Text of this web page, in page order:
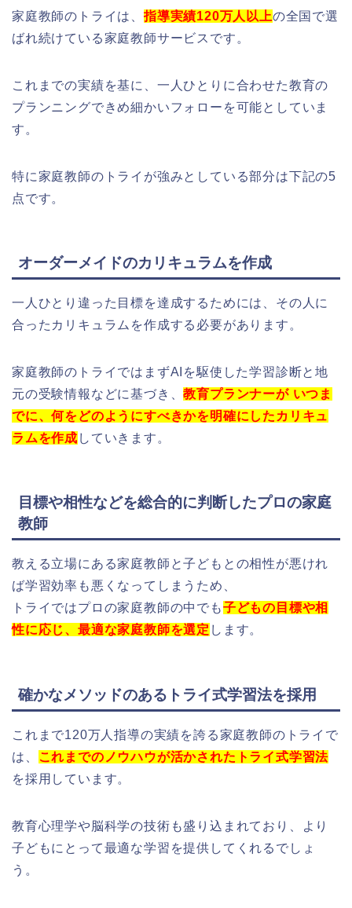
家庭教師のトライは、 指導実績120万人以上の全国で選
ばれ続けている家庭教師サービスです。
これまでの実績を基に、一人ひとりに合わせた教育の
プランニングできめ細かいフォローを可能としていま
す。
特に家庭教師のトライが強みとしている部分は下記の5
点です。
オーダーメイドのカリキュラムを作成
一人ひとり違った目標を達成するためには、その人に
合ったカリキュラムを作成する必要があります。
家庭教師のトライではまずAIを駆使した学習診断と地
元の受験情報などに基づき、教育プランナーが いつま
でに、何をどのようにすべきかを明確にしたカリキュ
ラムを作成 していきます。
目標や相性などを総合的に判断したプロの家庭
教師
教える立場にある家庭教師と子どもとの相性が悪けれ
ば学習効率も悪くなってしまうため、
トライではプロの家庭教師の中でも子どもの目標や相
性に応じ、最適な家庭教師を選定 します。
確かなメソッドのあるトライ式学習法を採用
これまで120万人指導の実績を誇る家庭教師のトライで
は、 これまでのノウハウが活かされたトライ式学習法
を採用しています。
教育心理学や脳科学の技術も盛り込まれており、より
子どもにとって最適な学習を提供してくれるでしょ
う。